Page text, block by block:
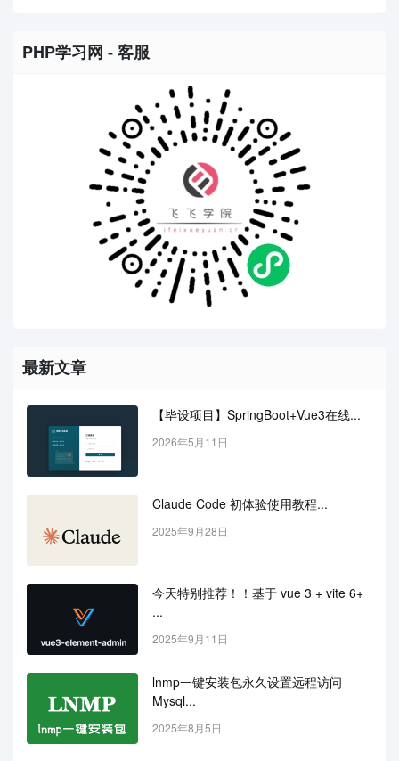
PHP学习网 - 客服
最新文章
【毕设项目】SpringBoot+Vue3在线...
2026年5月11日
Claude Code 初体验使用教程...
2025年9月28日
今天特别推荐！！基于 vue 3 + vite 6+
...
2025年9月11日
lnmp一键安装包永久设置远程访问
Mysql...
2025年8月5日